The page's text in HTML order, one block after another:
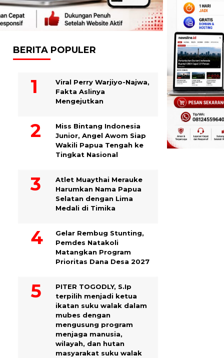
BERITA POPULER
Viral Perry Warjiyo-Najwa,
Fakta Aslinya
Mengejutkan
Miss Bintang Indonesia
Junior, Angel Awom Siap
Wakili Papua Tengah ke
Tingkat Nasional
Atlet Muaythai Merauke
Harumkan Nama Papua
Selatan dengan Lima
Medali di Timika
Gelar Rembug Stunting,
Pemdes Natakoli
Matangkan Program
Prioritas Dana Desa 2027
PITER TOGODLY, S.Ip
terpilih menjadi ketua
ikatan suku walak dalam
mubes dengan
mengusung program
menjaga manusia,
wilayah, dan hutan
masyarakat suku walak